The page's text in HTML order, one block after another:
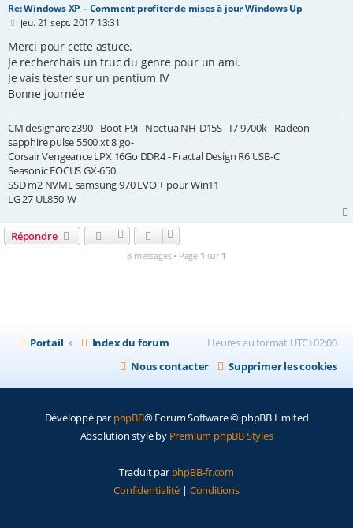
Re: Windows XP – Comment profiter de mises à jour Windows Up
M
s
a
g
e
jeu. 21 sept. 2017 13:31
Merci pour cette astuce.
Je recherchais un truc du genre pour un ami.
Je vais tester sur un pentium IV
Bonne journée
CM designare z390 - Boot F9i - Noctua NH-D15S - I7 9700k - Radeon
sapphire pulse 5500 xt 8 go-
Corsair Vengeance LPX 16Go DDR4 - Fractal Design R6 USB-C
Seasonic FOCUS GX-650
SSD m2 NVME samsung 970 EVO + pour Win11
LG 27 UL850-W
Répondre
8 messages • Page 1 sur 1
Portail Index du forum Heures au format UTC+02:00
Supprimer les cookies
Nous contacter
Développé par phpBB® Forum Software © phpBB Limited
Absolution style by Premium phpBB Styles
Traduit par phpBB-fr.com
Confidentialité | Conditions